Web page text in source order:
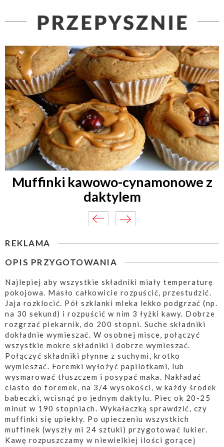
Muffinki kawowo-cynamonowe z
daktylem
REKLAMA
OPIS PRZYGOTOWANIA
Najlepiej aby wszystkie składniki miały temperaturę
pokojowa. Masło całkowicie rozpuścić, przestudzić.
Jaja rozklocić. Pół szklanki mleka lekko podgrzać (np.
na 30 sekund) i rozpuścić w nim 3 łyżki kawy. Dobrze
rozgrzać piekarnik, do 200 stopni. Suche składniki
dokładnie wymieszać. W osobnej misce, połączyć
wszystkie mokre składniki i dobrze wymieszać.
Połączyć składniki płynne z suchymi, krotko
wymieszać. Foremki wyłożyć papilotkami, lub
wysmarować tłuszczem i posypać maka. Nakładać
ciasto do foremek, na 3/4 wysokości, w każdy środek
babeczki, wcisnąć po jednym daktylu. Piec ok 20-25
minut w 190 stopniach. Wykałaczką sprawdzić, czy
muffinki się upiekły. Po upieczeniu wszystkich
muffinek (wyszły mi 24 sztuki) przygotować lukier.
Kawę rozpuszczamy w niewielkiej ilości gorącej